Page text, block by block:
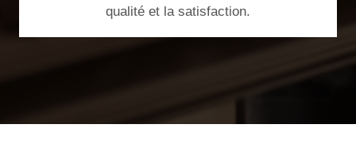
qualité et la satisfaction.